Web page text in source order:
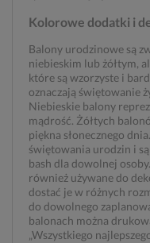
Kolorowe dodatki i
Balony urodzinowe są
niebieskim lub żółtym,
które są wzorzyste i
oznaczają świętowanie
Niebieskie balony
mądrość. Żółtych
piękna słonecznego
świętowania urodzin i
bash dla dowolnej
również używane do
dostać je w różnych
do dowolnego
balonach można
„Wszystkiego